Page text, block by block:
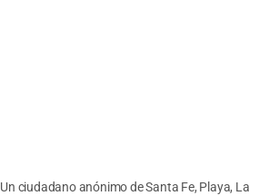
Un ciudadano anónimo de Santa Fe, Playa, La